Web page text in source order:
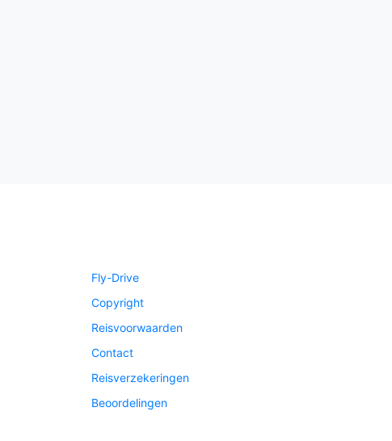
Fly-Drive
Copyright
Reisvoorwaarden
Contact
Reisverzekeringen
Beoordelingen